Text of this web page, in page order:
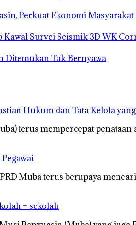
Perkuat Ekonomi Masyarakat
Kawal Survei Seismik 3D WK
Ditemukan Tak Bernyawa
Hukum dan Tata Kelola
terus mempercepat
Muba terus berupaya
– sekolah